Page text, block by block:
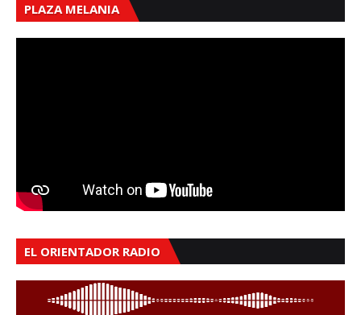
PLAZA MELANIA
EL ORIENTADOR RADIO